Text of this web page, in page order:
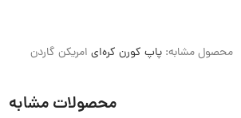
محصول مشابه: پاپ‌ کورن کره‌ای امریکن گاردن
محصولات مشابه